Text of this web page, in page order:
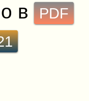
в
PDF